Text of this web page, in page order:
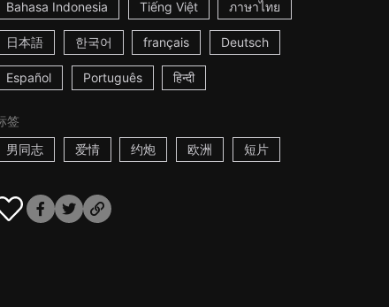
Bahasa Indonesia Tiếng Việt ภาษาไทย
日本語 한국어 français Deutsch
Español Português हिन्दी
签
男同志
爱情 约炮 欧洲 短片